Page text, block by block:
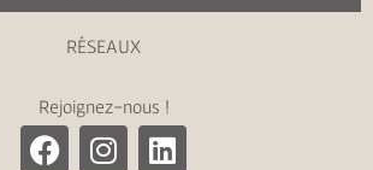
RÉSEAUX
Rejoignez-nous !